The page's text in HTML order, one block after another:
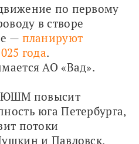
по первому
в створе
— планируют
года.
АО «Вад».
ЮШМ повысит
юга Петербурга,
потоки
и Павловск.